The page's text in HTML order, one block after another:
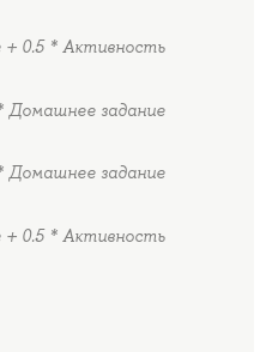
+ 0.5 * Активность
Домашнее задание
Домашнее задание
+ 0.5 * Активность